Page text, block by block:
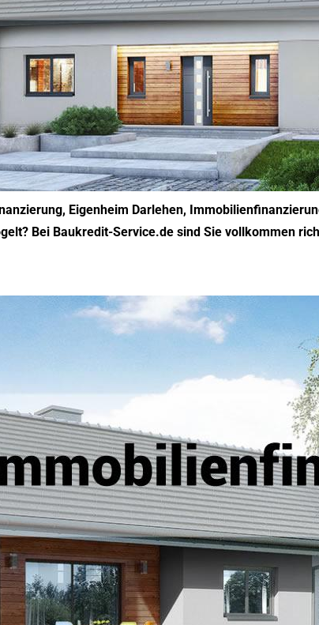
Eigenheim Darlehen,
Bei Baukredit-Service.de sind Sie vollkommen